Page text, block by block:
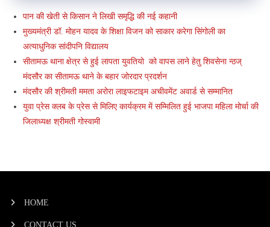
पान की खेती से किसान ने लिखी समृद्धि की नई कहानी
मुख्यमंत्री डॉ. मोहन यादव के शिक्षा विजन को साकार करेगा सिंगोली का
अत्याधुनिक सांदीपनि विद्यालय
सीतामऊ थाना क्षेत्र से हुई लापता युवतियो को वापस लाने हेतु शिवसेना न्ठज्
मंदसौर का सीतामऊ थाने के बहार जोरदार प्रदर्शन
मंदसौर की श्रीमती ममता अरोरा लाइफटाइम अचीवमेंट अवार्ड से सम्मानित
युवा प्रेस क्लब के प्रेस से मिलिए कार्यक्रम में सम्मिलित हुई भाजपा महिला मोर्चा की
जिलाध्यक्ष श्रीमती गोस्वामी
HOME
CONTACT US